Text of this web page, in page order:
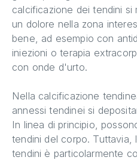
calcificazione dei tendini
un dolore nella zona
bene, ad esempio con
iniezioni o terapia
con onde d'urto.
Nella calcificazione
annessi tendinei si
In linea di principio,
tendini del corpo. Tuttavia,
tendini è particolarmente